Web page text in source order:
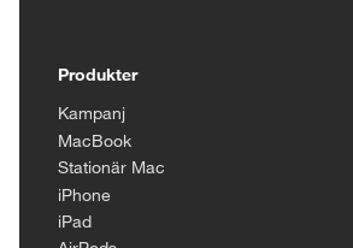
Produkter
Kampanj
MacBook
Stationär Mac
iPhone
iPad